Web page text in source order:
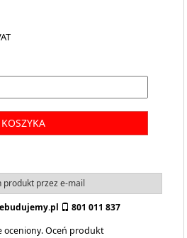
produkt przez e-mail
801 011 837
oceniony.Oceń produkt